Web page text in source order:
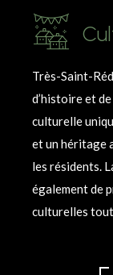
Très-Saint-
d’histoire et
culturelle
et un héritage
les résidents.
également de
culturelles tout